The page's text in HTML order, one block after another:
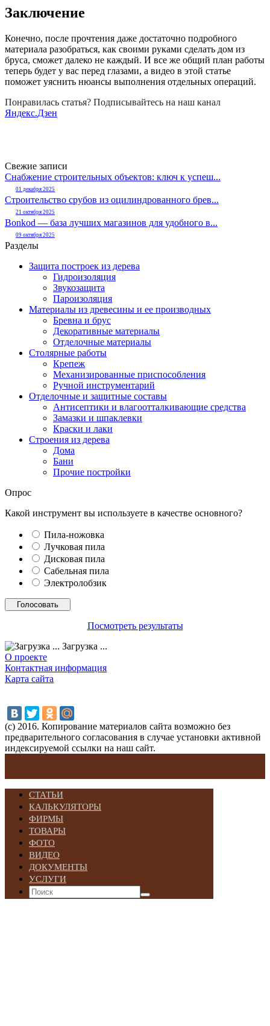
Заключение
Конечно, после прочтения даже достаточно подробного
материала разобраться, как своими руками сделать дом из
бруса, сможет далеко не каждый. И все же общий план работы
теперь будет у вас перед глазами, а видео в этой статье
поможет уяснить нюансы выполнения отдельных операций.
Понравилась статья? Подписывайтесь на наш канал
Яндекс.Дзен
Свежие записи
Снабжение строительных объектов: ключ к успеш...
01 декабря 2025
Строительство срубов из оцилиндрованного брев...
21 октября 2025
Bonkod — база лучших магазинов для удобного в...
09 октября 2025
Разделы
Защита построек из дерева
Гидроизоляция
Звукозащита
Пароизоляция
Материалы из древесины и ее производных
Бревна и брус
Декоративные материалы
Отделочные материалы
Столярные работы
Крепеж
Механизированные приспособления
Ручной инструментарий
Отделочные и защитные составы
Антисептики и влагоотталкивающие средства
Замазки и шпаклевки
Краски и лаки
Строения из дерева
Дома
Бани
Прочие постройки
Опрос
Какой инструмент вы используете в качестве основного?
Пила-ножовка
Лучковая пила
Дисковая пила
Сабельная пила
Электролобзик
Посмотреть результаты
Загрузка ...
О проекте
Контактная информация
Карта сайта
(с) 2016. Копирование материалов сайта возможно без
предварительного согласования в случае установки активной
индексируемой ссылки на наш сайт.
СТАТЬИ
КАЛЬКУЛЯТОРЫ
ФИРМЫ
ТОВАРЫ
ФОТО
ВИДЕО
ДОКУМЕНТЫ
УСЛУГИ